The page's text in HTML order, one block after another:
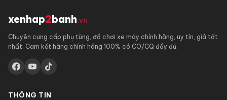
xenhap2banh.vn
Chuyên cung cấp phụ tùng, đồ chơi xe máy chính hãng, uy tín, giá tốt
nhất. Cam kết hàng chính hãng 100% có CO/CQ đầy đủ.
THÔNG TIN